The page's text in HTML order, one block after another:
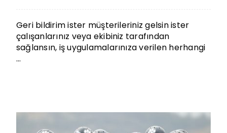
Geri bildirim ister müşterileriniz gelsin ister
çalışanlarınız veya ekibiniz tarafından
sağlansın, iş uygulamalarınıza verilen herhangi
...